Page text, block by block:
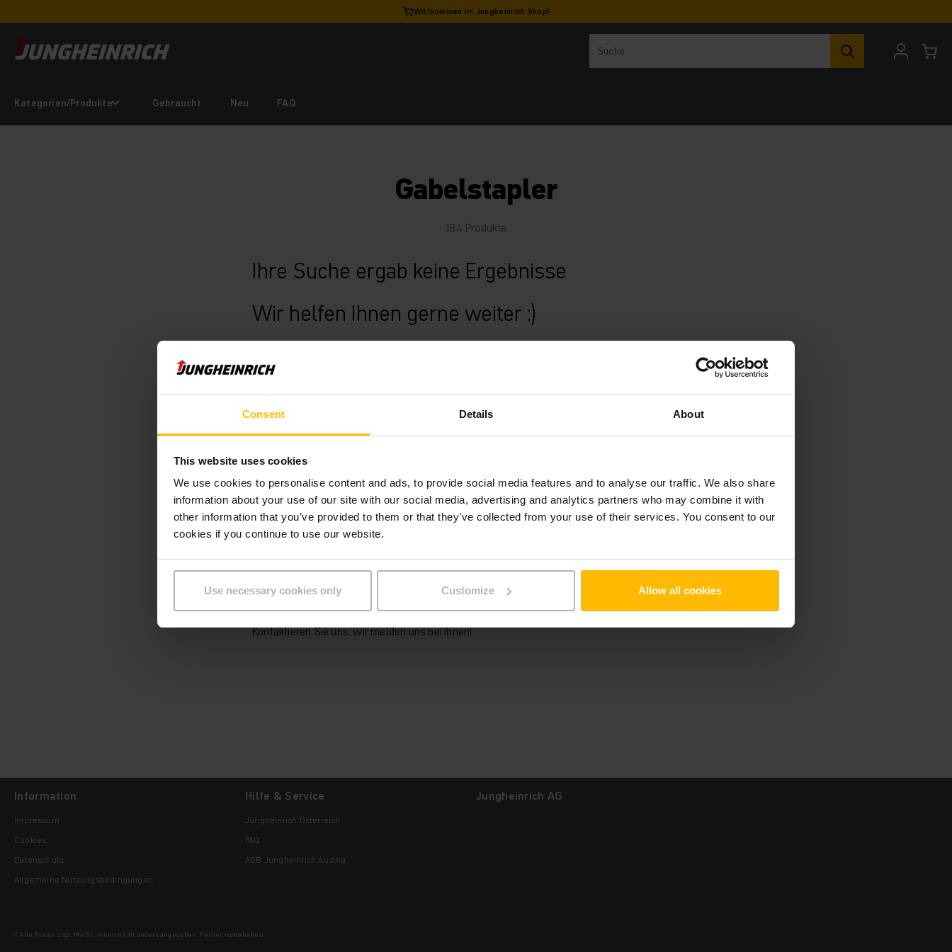
Consent Details About
This website uses cookies
We use cookies to personalise content and ads, to provide social media features and to analyse our traffic. We also share
information about your use of our site with our social media, advertising and analytics partners who may combine it with
other information that you’ve provided to them or that they’ve collected from your use of their services. You consent to our
cookies if you continue to use our website.
Use necessary cookies only Customize Allow all cookies
Willkommen im Jungheinrich Shop!
Kategorien/Produkte Gebraucht Neu FAQ
Gabelstapler
184 Produkte
Ihre Suche ergab keine Ergebnisse
Wir helfen Ihnen gerne weiter :)
SIND SIE AUF DER SUCHE NACH EINEM JUNGSTAR?
Immer noch nichts?
Kontaktieren Sie uns, wir melden uns bei Ihnen!
Information
Impressum
Cookies
Datenschutz
Allgemeine Nutzungsbedingungen
Hilfe & Service
Jungheinrich Österreich
FAQ
AGB Jungheinrich Austria
Jungheinrich AG
* Alle Preise zzgl. MwSt., wenn nicht anders angegeben. Fehler vorbehalten.